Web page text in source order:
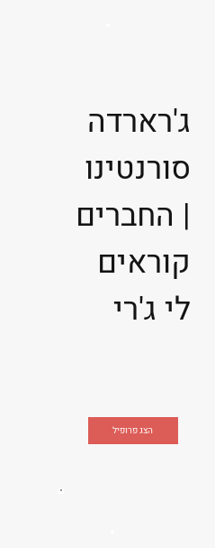
ג'רארדה
סורנטינו
| החברים
קוראים
לי ג'רי
הצג פרופיל